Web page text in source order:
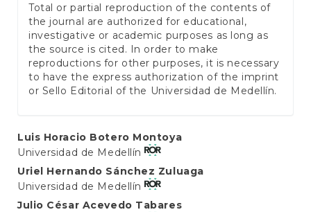
Total or partial reproduction of the contents of
the journal are authorized for educational,
investigative or academic purposes as long as
the source is cited. In order to make
reproductions for other purposes, it is necessary
to have the express authorization of the imprint
or Sello Editorial of the Universidad de Medellín.
Main
Article
Content
Luis Horacio Botero Montoya
Universidad de Medellín
Uriel Hernando Sánchez Zuluaga
Universidad de Medellín
Julio César Acevedo Tabares